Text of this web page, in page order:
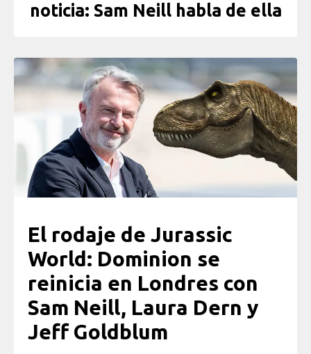
noticia: Sam Neill habla de ella
El rodaje de Jurassic
World: Dominion se
reinicia en Londres con
Sam Neill, Laura Dern y
Jeff Goldblum